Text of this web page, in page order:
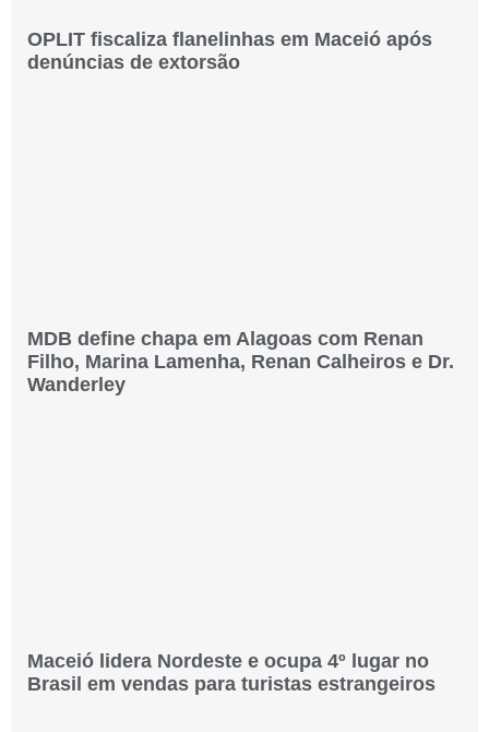
OPLIT fiscaliza flanelinhas em Maceió após
denúncias de extorsão
MDB define chapa em Alagoas com Renan
Filho, Marina Lamenha, Renan Calheiros e Dr.
Wanderley
Maceió lidera Nordeste e ocupa 4º lugar no
Brasil em vendas para turistas estrangeiros